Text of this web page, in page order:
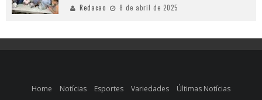
Redacao 8 de abril de 2025
Home Notícias Esportes Variedades Últimas Notícias